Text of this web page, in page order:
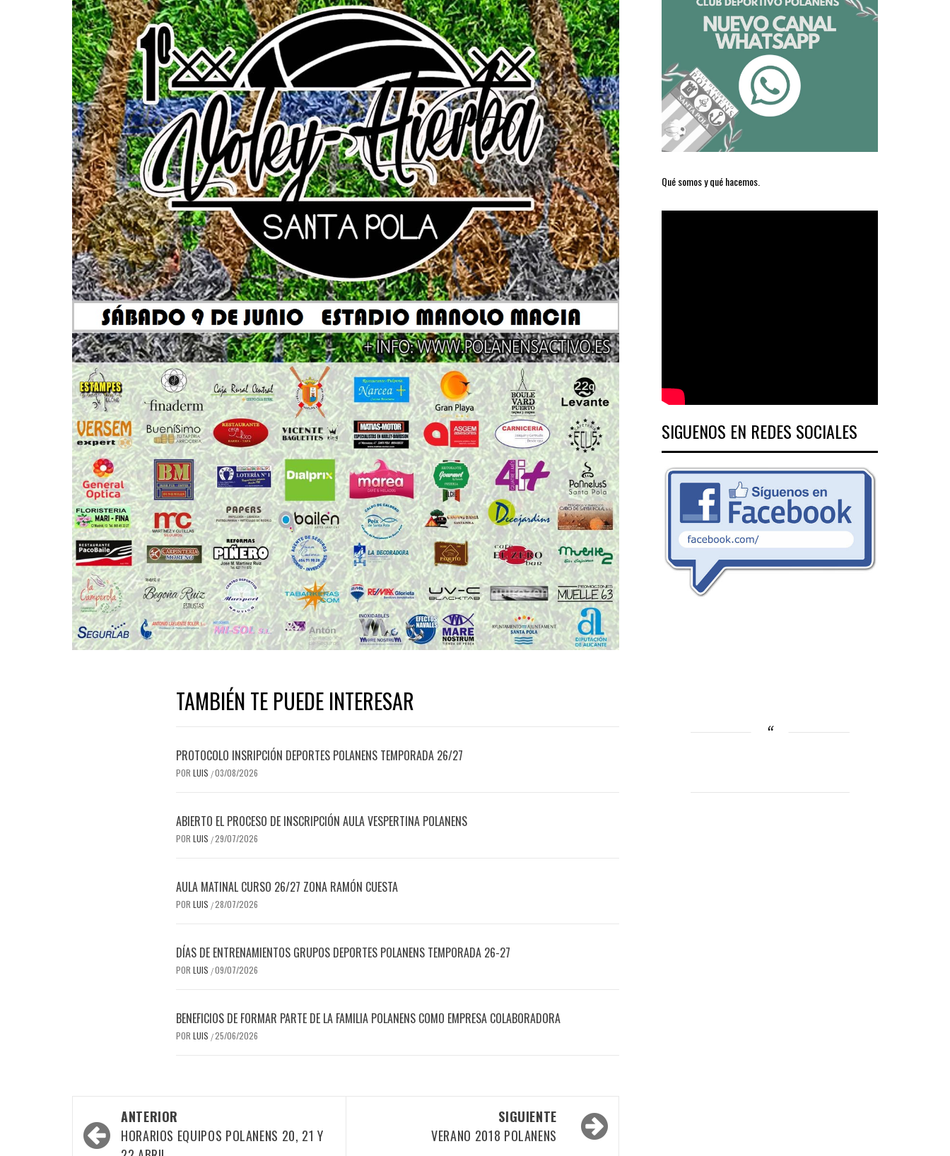
TAMBIÉN TE PUEDE INTERESAR
PROTOCOLO INSRIPCIÓN DEPORTES POLANENS TEMPORADA 26/27
POR LUIS /03/08/2026
ABIERTO EL PROCESO DE INSCRIPCIÓN AULA VESPERTINA POLANENS
POR LUIS /29/07/2026
AULA MATINAL CURSO 26/27 ZONA RAMÓN CUESTA
POR LUIS /28/07/2026
DÍAS DE ENTRENAMIENTOS GRUPOS DEPORTES POLANENS TEMPORADA 26-27
POR LUIS /09/07/2026
BENEFICIOS DE FORMAR PARTE DE LA FAMILIA POLANENS COMO EMPRESA COLABORADORA
POR LUIS /25/06/2026
Navegación
por
ANTERIOR
HORARIOS EQUIPOS POLANENS 20, 21 Y
SIGUIENTE
VERANO 2018 POLANENS
Qué somos y qué hacemos.
SIGUENOS EN REDES SOCIALES